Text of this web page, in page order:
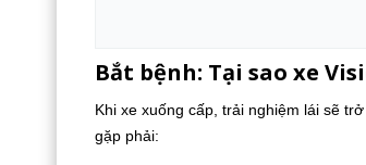
Bắt bệnh: Tại sao xe
Khi xe xuống cấp, trải nghiệm lái sẽ
gặp phải: